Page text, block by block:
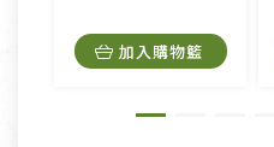
內衣褲、襪子、口罩個人
外,依據《通訊交易解除權
加入購物籃